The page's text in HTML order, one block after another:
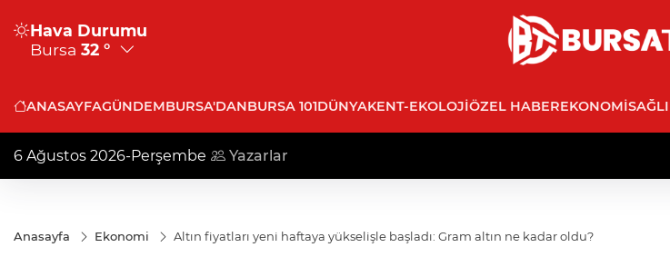
Hava Durumu
Bursa 32 °
ANASAYFAGÜNDEMBURSA'DANBURSA 101DÜNYAKENT-EKOLOJIÖZEL HABEREKONOMI
6 Ağustos 2026-Perşembe Yazarlar
Anasayfa Ekonomi Altın fiyatları yeni haftaya yükselişle başladı: Gram altın ne kadar oldu?